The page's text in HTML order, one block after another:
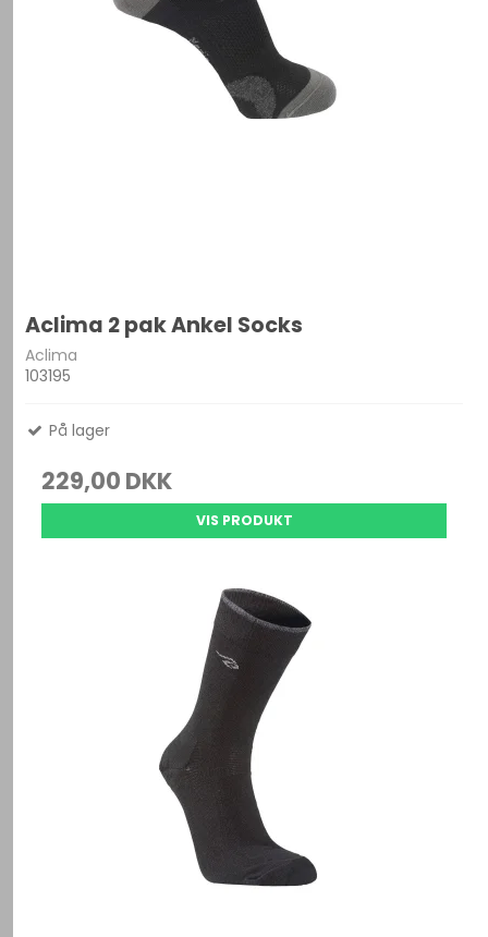
Aclima 2 pak Ankel Socks
Aclima
103195
På lager
229,00 DKK
VIS PRODUKT